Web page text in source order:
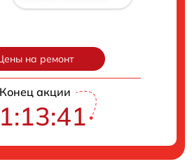
на ремонт
Конец акции